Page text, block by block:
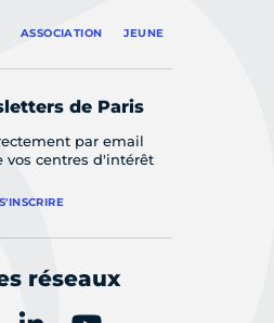
ASSOCIATION JEUNE
de Paris
par email
vos centres d'intérêt
S'INSCRIRE
réseaux